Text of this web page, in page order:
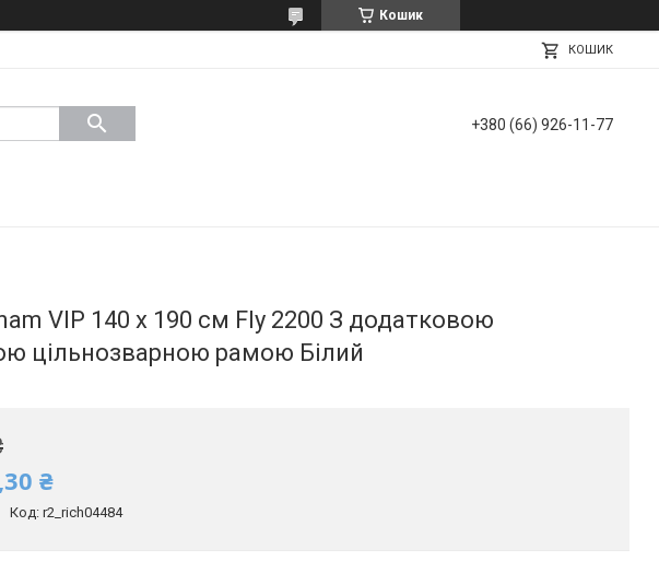
Кошик
КОШИК
+380 (66) 926-11-77
VIP 140 х 190 см Fly 2200 З додатковою
цільнозварною рамою Білий
₴
Код: r2_rich04484